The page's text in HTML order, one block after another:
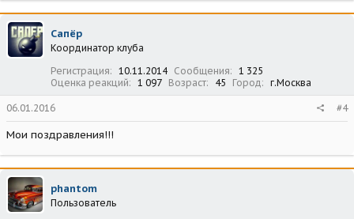
Сапёр
Координатор клуба
Регистрация
10.11.2014 Сообщения
1 325
Оценка реакций
1 097 Возраст 45 Город г.Москва
06.01.2016 #4
Мои поздравления!!!
phantom
Пользователь